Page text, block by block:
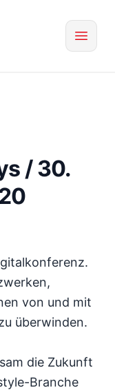
/ 30.
von und mit
überwinden.
die Zukunft
Branche